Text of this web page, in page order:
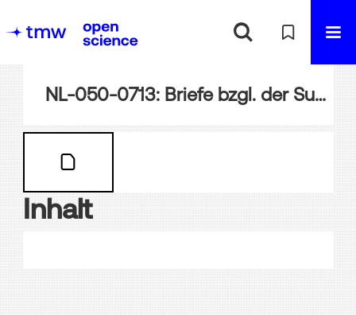
NL-050-0713: Briefe bzgl. der Suezkanal-Angelegenheit
Inhalt